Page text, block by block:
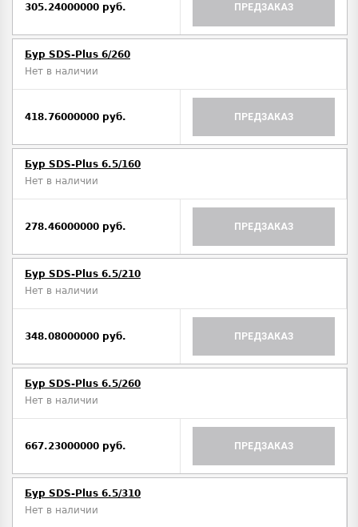
305.24000000 руб. ПРЕДЗАКАЗ
Бур SDS-Plus 6/260
Нет в наличии
418.76000000 руб. ПРЕДЗАКАЗ
Бур SDS-Plus 6.5/160
Нет в наличии
278.46000000 руб. ПРЕДЗАКАЗ
Бур SDS-Plus 6.5/210
Нет в наличии
348.08000000 руб. ПРЕДЗАКАЗ
Бур SDS-Plus 6.5/260
Нет в наличии
667.23000000 руб. ПРЕДЗАКАЗ
Бур SDS-Plus 6.5/310
Нет в наличии